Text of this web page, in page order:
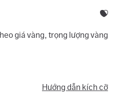
giá vàng, trọng lượng vàng
Hướng dẫn kích cỡ